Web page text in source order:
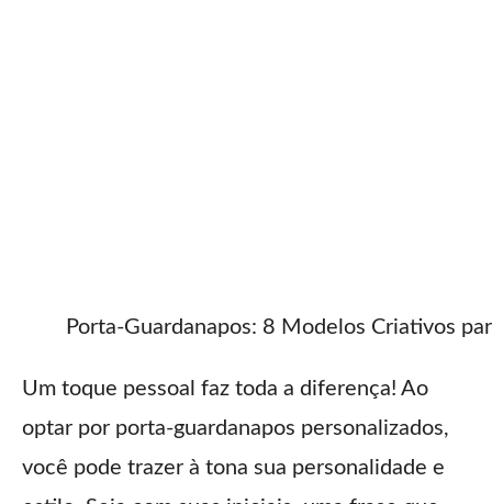
Porta-Guardanapos: 8 Modelos Criativos
Um toque pessoal faz toda a diferença! Ao
optar por porta-guardanapos personalizados,
você pode trazer à tona sua personalidade e